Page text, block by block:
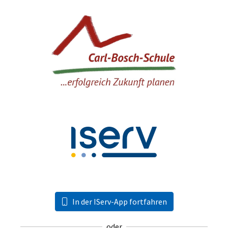
In der IServ-App fortfahren